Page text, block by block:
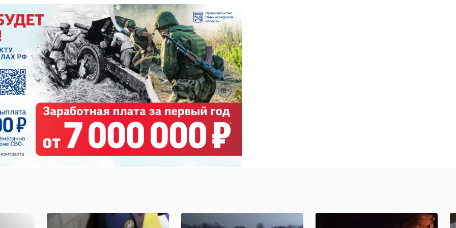
Роспотребнадзора
с грядущим 8 марта
и цветами
назад.
день подарки